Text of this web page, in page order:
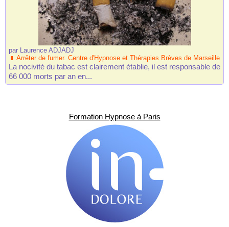
par Laurence ADJADJ
Arrêter de fumer. Centre d'Hypnose et Thérapies Brèves de Marseille
La nocivité du tabac est clairement établie, il est responsable de
66 000 morts par an en...
Formation Hypnose à Paris